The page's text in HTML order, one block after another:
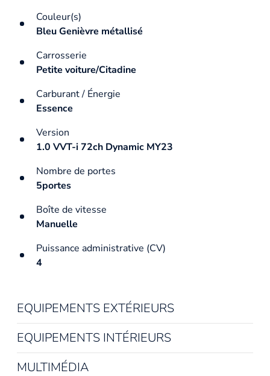
Couleur(s)
Bleu Genièvre métallisé
Carrosserie
Petite voiture/Citadine
Carburant / Énergie
Essence
Version
1.0 VVT-i 72ch Dynamic MY23
Nombre de portes
5portes
Boîte de vitesse
Manuelle
Puissance administrative (CV)
4
EQUIPEMENTS EXTÉRIEURS
EQUIPEMENTS INTÉRIEURS
MULTIMÉDIA